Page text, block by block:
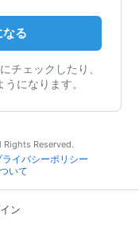
なる
チェックしたり、
になります。
Reserved.
ライバシーポリシー
いて
ン